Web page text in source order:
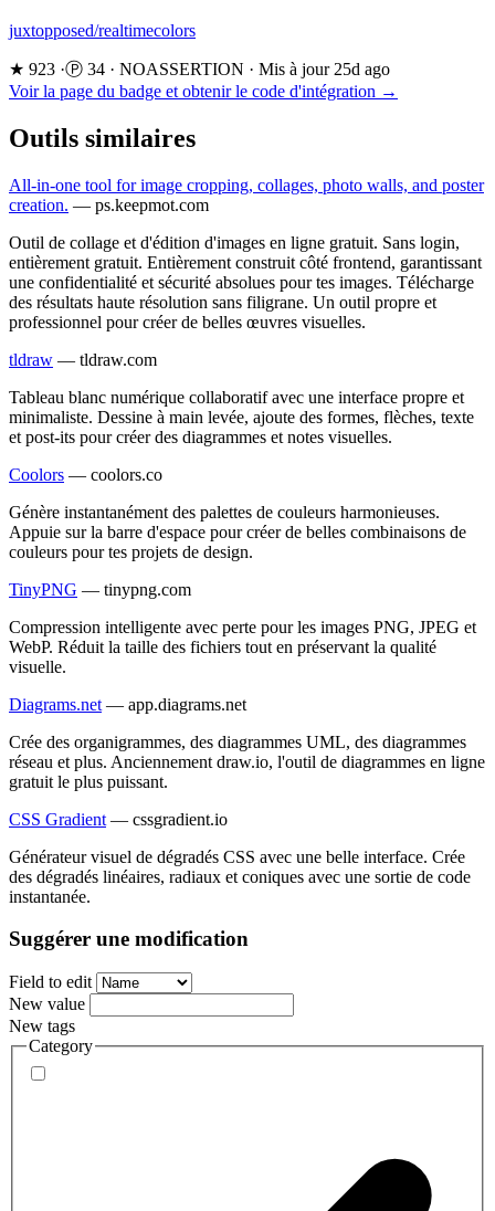
juxtopposed/realtimecolors
★ 923 ·Ⓟ 34 · NOASSERTION · Mis à jour 25d ago
Voir la page du badge et obtenir le code d'intégration →
Outils similaires
All-in-one tool for image cropping, collages, photo walls, and poster
creation. — ps.keepmot.com
Outil de collage et d'édition d'images en ligne gratuit. Sans login,
entièrement gratuit. Entièrement construit côté frontend, garantissant
une confidentialité et sécurité absolues pour tes images. Télécharge
des résultats haute résolution sans filigrane. Un outil propre et
professionnel pour créer de belles œuvres visuelles.
tldraw — tldraw.com
Tableau blanc numérique collaboratif avec une interface propre et
minimaliste. Dessine à main levée, ajoute des formes, flèches, texte
et post-its pour créer des diagrammes et notes visuelles.
Coolors — coolors.co
Génère instantanément des palettes de couleurs harmonieuses.
Appuie sur la barre d'espace pour créer de belles combinaisons de
couleurs pour tes projets de design.
TinyPNG — tinypng.com
Compression intelligente avec perte pour les images PNG, JPEG et
WebP. Réduit la taille des fichiers tout en préservant la qualité
visuelle.
Diagrams.net — app.diagrams.net
Crée des organigrammes, des diagrammes UML, des diagrammes
réseau et plus. Anciennement draw.io, l'outil de diagrammes en ligne
gratuit le plus puissant.
CSS Gradient — cssgradient.io
Générateur visuel de dégradés CSS avec une belle interface. Crée
des dégradés linéaires, radiaux et coniques avec une sortie de code
instantanée.
Suggérer une modification
Field to edit
New value
New tags
Category